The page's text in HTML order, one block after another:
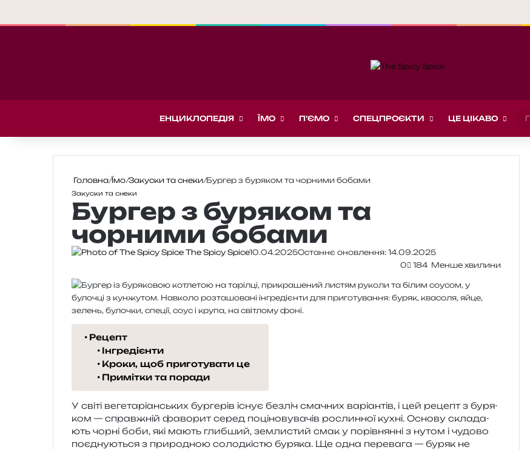
ЕНЦИКЛОПЕДІЯ ЇМО П’ЄМО СПЕЦПРОЄКТИ ЦЕ ЦІКАВО
Головна/Їмо/Закуски та снеки/Бургер з буряком та чорними бобами
Закуски та снеки
Бургер з буряком та
чорними бобами
The Spicy Spice10.04.2025Останнє оновлення: 14.09.2025
0
184 Менше хвилини
Рецепт
Інгредієнти
Кроки, щоб приготувати це
Примітки та поради
У світі веге­та­рі­ан­ських бур­ге­рів існує без­ліч сма­чних варі­ан­тів, і цей рецепт з буря­
ком — справ­жній фаво­рит серед поці­но­ву­ва­чів рослин­ної кухні. Основу скла­да­
ють чорні боби, які мають глиб­ший, зем­ли­стий смак у порів­нян­ні з нутом і чудо­во
поєд­ну­ю­ться з при­ро­дною солод­кі­стю буря­ка. Ще одна пере­ва­га — буряк не